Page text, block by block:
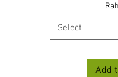
Select
Add